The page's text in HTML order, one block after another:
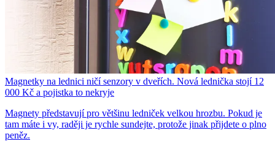
Magnetky na lednici ničí senzory v dveřích. Nová lednička stojí 12
000 Kč a pojistka to nekryje
Magnety představují pro většinu ledniček velkou hrozbu. Pokud je
tam máte i vy, raději je rychle sundejte, protože jinak přijdete o plno
peněz.